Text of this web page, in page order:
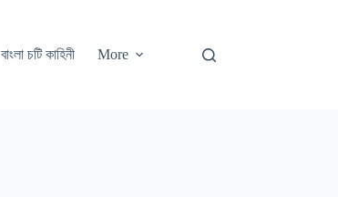
বাংলা চটি কাহিনী More